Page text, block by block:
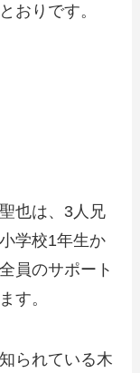
おりです。
也は、3人兄
学校1年生か
員のサポート
す。
られている木